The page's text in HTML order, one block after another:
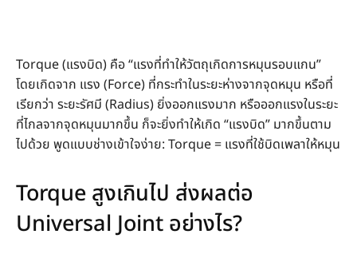
Torque (แรงบิด) คือ “แรงที่ทำให้วัตถุเกิดการหมุนรอบแกน”
โดยเกิดจาก แรง (Force) ที่กระทำในระยะห่างจากจุดหมุน หรือที่
เรียกว่า ระยะรัศมี (Radius) ยิ่งออกแรงมาก หรือออกแรงในระยะ
ที่ไกลจากจุดหมุนมากขึ้น ก็จะยิ่งทำให้เกิด “แรงบิด” มากขึ้นตาม
ไปด้วย พูดแบบช่างเข้าใจง่าย: Torque = แรงที่ใช้บิดเพลาให้หมุน
Torque สูงเกินไป ส่งผลต่อ
Universal Joint อย่างไร?